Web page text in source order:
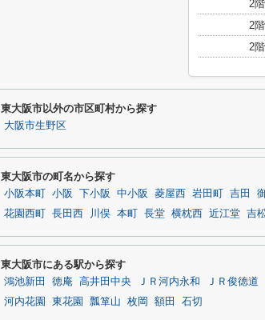
2階
2階
2階
東大阪市以外の市区町村から探す
大阪市生野区
東大阪市の町名から探す
小阪本町 小阪 下小阪 中小阪 菱屋西 岩田町 吉田
花園西町
長田西 川俣 本町 長堂 横枕西 近江堂 吉
東大阪市にある駅から探す
鴻池新田 徳庵 高井田中央 ＪＲ河内永和 ＪＲ俊徳道
河内花園
東花園 瓢箪山 枚岡 額田 石切